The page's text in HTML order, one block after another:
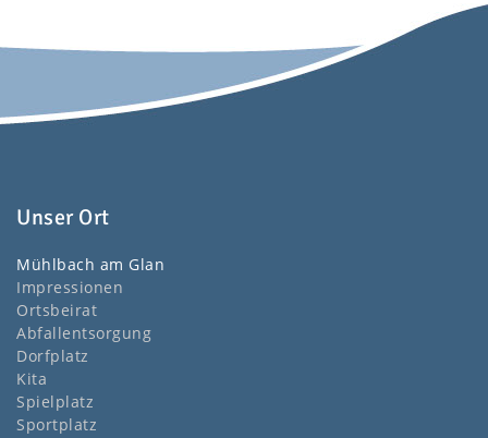
Unser Ort
Mühlbach am Glan
Impressionen
Ortsbeirat
Abfallentsorgung
Dorfplatz
Kita
Spielplatz
Sportplatz